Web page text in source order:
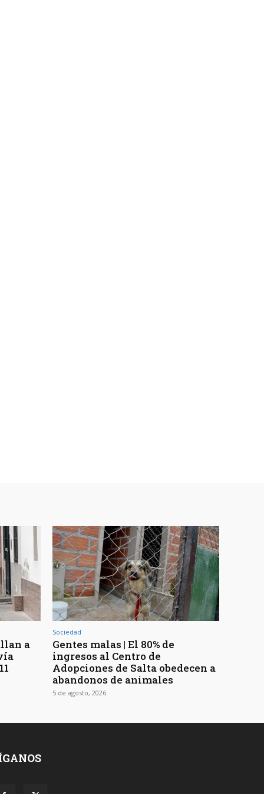
a
Sociedad
Gentes malas | El 80% de
ingresos al Centro de
Adopciones de Salta obedecen a
abandonos de animales
5 de agosto, 2026